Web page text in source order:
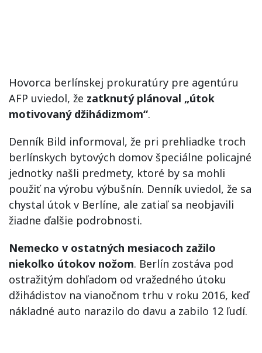
Hovorca berlínskej prokuratúry pre agentúru
AFP uviedol, že zatknutý plánoval „útok
motivovaný džihádizmom“.
Denník Bild informoval, že pri prehliadke troch
berlínskych bytových domov špeciálne policajné
jednotky našli predmety, ktoré by sa mohli
použiť na výrobu výbušnín. Denník uviedol, že sa
chystal útok v Berlíne, ale zatiaľ sa neobjavili
žiadne ďalšie podrobnosti.
Nemecko v ostatných mesiacoch zažilo
niekoľko útokov nožom. Berlín zostáva pod
ostražitým dohľadom od vražedného útoku
džihádistov na vianočnom trhu v roku 2016, keď
nákladné auto narazilo do davu a zabilo 12 ľudí.